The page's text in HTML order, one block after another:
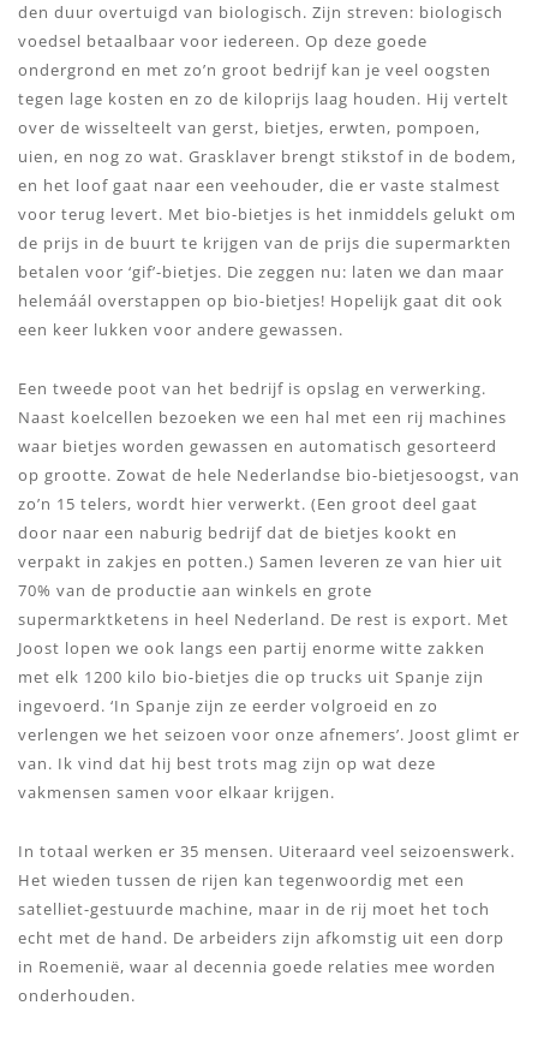
den duur overtuigd van biologisch. Zijn streven: biologisch
voedsel betaalbaar voor iedereen. Op deze goede
ondergrond en met zo’n groot bedrijf kan je veel oogsten
tegen lage kosten en zo de kiloprijs laag houden. Hij vertelt
over de wisselteelt van gerst, bietjes, erwten, pompoen,
uien, en nog zo wat. Grasklaver brengt stikstof in de bodem,
en het loof gaat naar een veehouder, die er vaste stalmest
voor terug levert. Met bio-bietjes is het inmiddels gelukt om
de prijs in de buurt te krijgen van de prijs die supermarkten
betalen voor ‘gif’-bietjes. Die zeggen nu: laten we dan maar
helemáál overstappen op bio-bietjes! Hopelijk gaat dit ook
een keer lukken voor andere gewassen.
Een tweede poot van het bedrijf is opslag en verwerking.
Naast koelcellen bezoeken we een hal met een rij machines
waar bietjes worden gewassen en automatisch gesorteerd
op grootte. Zowat de hele Nederlandse bio-bietjesoogst, van
zo’n 15 telers, wordt hier verwerkt. (Een groot deel gaat
door naar een naburig bedrijf dat de bietjes kookt en
verpakt in zakjes en potten.) Samen leveren ze van hier uit
70% van de productie aan winkels en grote
supermarktketens in heel Nederland. De rest is export. Met
Joost lopen we ook langs een partij enorme witte zakken
met elk 1200 kilo bio-bietjes die op trucks uit Spanje zijn
ingevoerd. ‘In Spanje zijn ze eerder volgroeid en zo
verlengen we het seizoen voor onze afnemers’. Joost glimt er
van. Ik vind dat hij best trots mag zijn op wat deze
vakmensen samen voor elkaar krijgen.
In totaal werken er 35 mensen. Uiteraard veel seizoenswerk.
Het wieden tussen de rijen kan tegenwoordig met een
satelliet-gestuurde machine, maar in de rij moet het toch
echt met de hand. De arbeiders zijn afkomstig uit een dorp
in Roemenië, waar al decennia goede relaties mee worden
onderhouden.